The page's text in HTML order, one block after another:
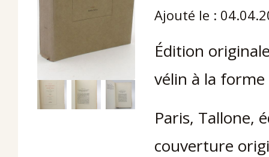
Ajouté le :
Édition
vélin à la
Paris, Tallone,
couverture